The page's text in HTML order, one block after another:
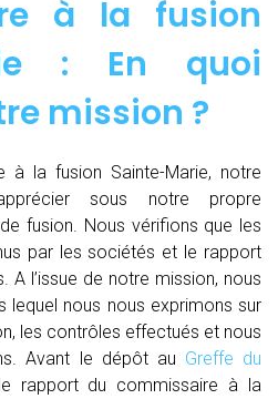
à la fusion
: En quoi
mission ?
à la fusion Sainte-Marie, notre
sous notre propre
fusion. Nous vérifions que les
par les sociétés et le rapport
A l’issue de notre mission, nous
lequel nous nous exprimons sur
les contrôles effectués et nous
Avant le dépôt au Greffe du
rapport du commissaire à la